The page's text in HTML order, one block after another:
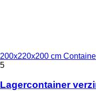
200x220x200 cm
5
Lagercontainer